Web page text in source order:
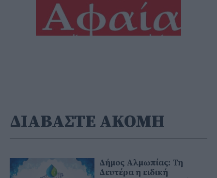
ΔΙΑΒΑΣΤΕ ΑΚΟΜΗ
Δήμος Αλμωπίας: Τη
Δευτέρα η ειδική